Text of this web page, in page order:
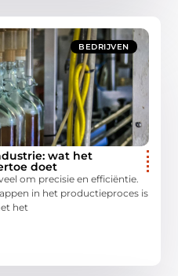
BEDRIJVEN
wat het
doet
om precisie en efficiëntie.
in het productieproces is
het